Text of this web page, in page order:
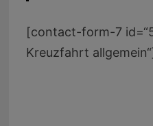
[contact-form-7
Kreuzfahrt